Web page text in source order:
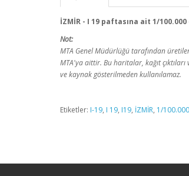
İZMİR - I 19 paftasına ait 1/
Not:
MTA Genel Müdürlüğü tarafından
MTA'ya aittir. Bu haritalar, kağıt
ve kaynak gösterilmeden kullanılamaz.
Etiketler: I-19, I 19, I19, İZMİR, 1/100.000